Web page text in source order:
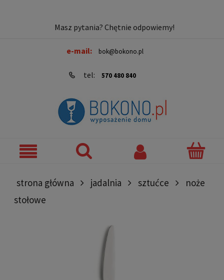
Masz pytania? Chętnie odpowiemy!
e-mail: bok@bokono.pl
tel: 570 480 840
strona główna jadalnia sztućce
noże
stołowe